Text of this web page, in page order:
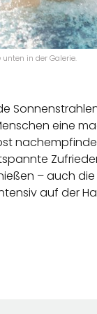
in der Galerie.
eine
– auch
auf der